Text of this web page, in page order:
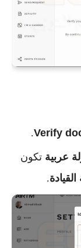
Verify
.
عربية تكون
.